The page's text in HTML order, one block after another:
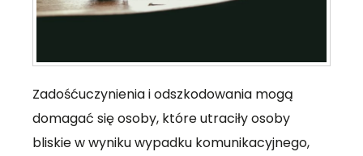
Zadośćuczynienia i odszkodowania mogą
domagać się osoby, które utraciły osoby
bliskie w wyniku wypadku komunikacyjnego,